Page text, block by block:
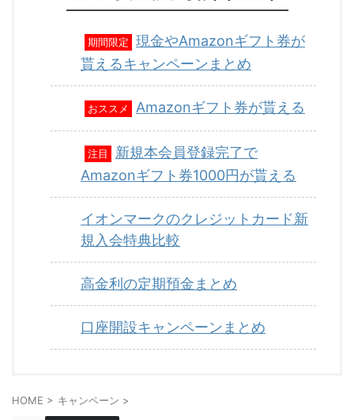
期間限定
現金やAmazonギフト券が
貰えるキャンペーンまとめ
おススメ Amazonギフト券が貰える
注目
新規本会員登録完了で
Amazonギフト券1000円が貰える
イオンマークのクレジットカード新
規入会特典比較
高金利の定期預金まとめ
口座開設キャンペーンまとめ
HOME > キャンペーン >